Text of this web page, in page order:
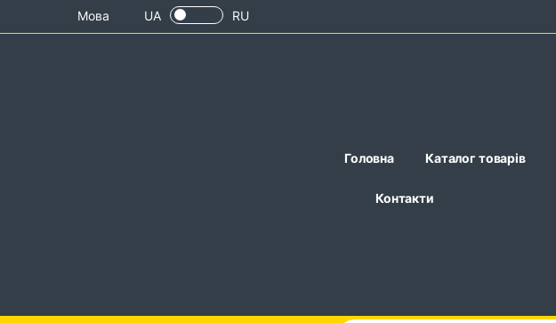
Skip to navigation
Skip to contentМова UA RU
Головна Каталог товарів
Контакти